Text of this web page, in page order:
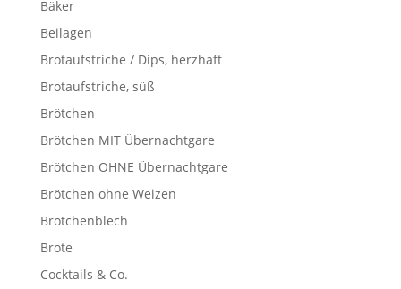
Bäker
Beilagen
Brotaufstriche / Dips, herzhaft
Brotaufstriche, süß
Brötchen
Brötchen MIT Übernachtgare
Brötchen OHNE Übernachtgare
Brötchen ohne Weizen
Brötchenblech
Brote
Cocktails & Co.